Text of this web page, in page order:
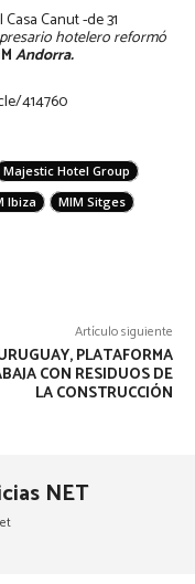
Canut -de 31
hotelero reformó
Andorra.
414760
Majestic Hotel Group
Ibiza
MIM Sitges
Artículo siguiente
PLATAFORMA
CON RESIDUOS DE
LA CONSTRUCCIÓN
NET